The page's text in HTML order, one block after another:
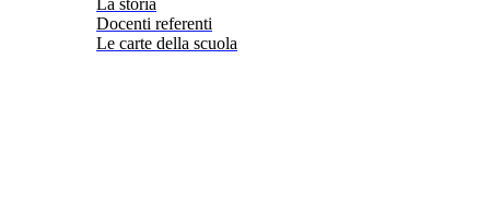
La storia
Docenti referenti
Le carte della scuola